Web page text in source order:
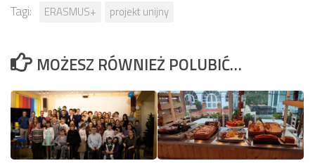
Tagi: ERASMUS+ projekt unijny
MOŻESZ RÓWNIEŻ POLUBIĆ…